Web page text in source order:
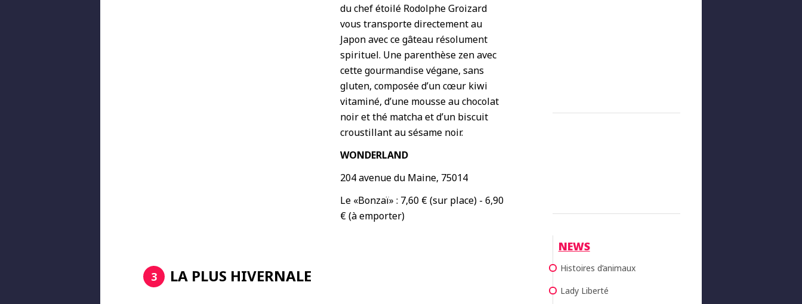
du chef étoilé Rodolphe Groizard
vous transporte directement au
Japon avec ce gâteau résolument
spirituel. Une parenthèse zen avec
cette gourmandise végane, sans
gluten, composée d’un cœur kiwi
vitaminé, d’une mousse au chocolat
noir et thé matcha et d’un biscuit
croustillant au sésame noir.
WONDERLAND
204 avenue du Maine, 75014
Le «Bonzaï» : 7,60 € (sur place) - 6,90
€ (à emporter)
3 LA PLUS HIVERNALE
NEWS
Histoires d’animaux
Lady Liberté